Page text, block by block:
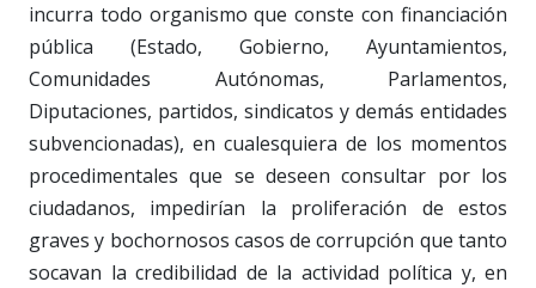
incurra todo organismo que conste con financiación
pública (Estado, Gobierno, Ayuntamientos,
Comunidades Autónomas, Parlamentos,
Diputaciones, partidos, sindicatos y demás entidades
subvencionadas), en cualesquiera de los momentos
procedimentales que se deseen consultar por los
ciudadanos, impedirían la proliferación de estos
graves y bochornosos casos de corrupción que tanto
socavan la credibilidad de la actividad política y, en